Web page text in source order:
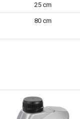
25 cm
80 cm